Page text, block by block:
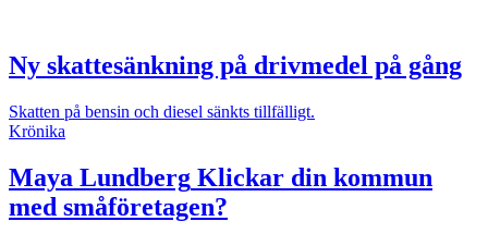
Ny skattesänkning på drivmedel på gång
Skatten på bensin och diesel sänkts tillfälligt.
Krönika
Maya Lundberg Klickar din kommun
med småföretagen?